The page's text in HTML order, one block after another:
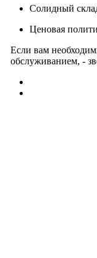
Солидный
Ценовая
Если вам
обслуживанием, -